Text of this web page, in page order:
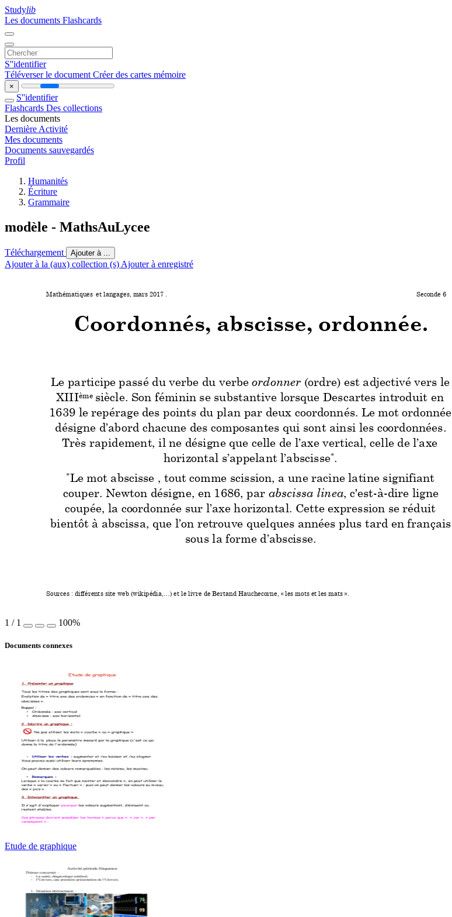
Studylib
Les documents Flashcards
S''identifier
Téléverser le document Créer des cartes mémoire
×
S''identifier
Flashcards Des collections
Les documents
Dernière Activité
Mes documents
Documents sauvegardés
Profil
Humanités
Écriture
Grammaire
modèle - MathsAuLycee
Téléchargement Ajouter à ...
Ajouter à la (aux) collection (s) Ajouter à enregistré
Mathématiques et langages, mars 2017 . Seconde 6
Sources : différents site web (wikipédia,… ) et le livre de Bertand Hauchecorne, « les mots et les mats ».
Coordonnés, abscisse, ordonnée.
Le participe passé du verbe du verbe ordonner (ordre) est adjectivé vers le
XIIIème siècle. Son féminin se substantive lorsque Descartes introduit en
1639 le repérage des points du plan par deux coordonnés. Le mot ordonnée
désigne d’abord chacune des composantes qui sont ainsi les coordonnées.
Très rapidement, il ne désigne que celle de l’axe vertical, celle de l’axe
horizontal s’appelant l’abscisse*.
*Le mot abscisse , tout comme scission, a une racine latine signifiant
couper. Newton désigne, en 1686, par abscissa linea, c'est-à-dire ligne
coupée, la coordonnée sur l’axe horizontal. Cette expression se réduit
bientôt à abscissa, que l’on retrouve quelques années plus tard en français
sous la forme d’abscisse.
1 / 1 100%
Documents connexes
Etude de graphique